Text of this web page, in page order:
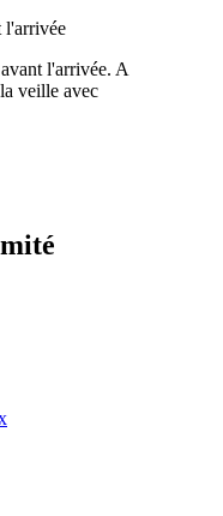
l'arrivée
l'arrivée. A
veille avec